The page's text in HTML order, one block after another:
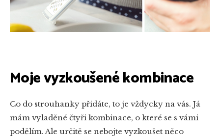
Moje vyzkoušené kombinace
Co do strouhanky přidáte, to je vždycky na vás. Já
mám vyladěné čtyři kombinace, o které se s vámi
podělím. Ale určitě se nebojte vyzkoušet něco